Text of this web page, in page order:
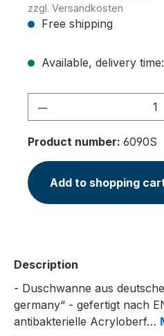
zzgl. Versandkosten
Free shipping
Available, delivery
Product
Product number: 6090S
Add to shopping
Description
- Duschwanne aus
germany“ - gefertigt nach
antibakterielle Acryloberf…